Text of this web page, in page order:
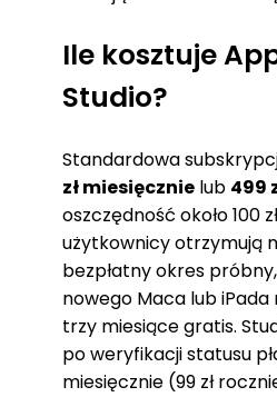
Ile kosztuje
Studio?
Standardowa
zł miesięcznie lub 499
oszczędność około 100
użytkownicy otrzymują
bezpłatny okres
nowego Maca lub
trzy miesiące gratis.
po weryfikacji statusu
miesięcznie (99 zł